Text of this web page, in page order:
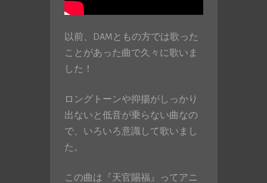
以前、DAMともの方では歌った
ことがあった曲で久々に歌いま
した！
ロングトーンや抑揚がしっかり
出ないと低音が乗らない曲なの
で、いろいろ意識して歌いまし
た。
この曲は『天官賜福』ってアニ